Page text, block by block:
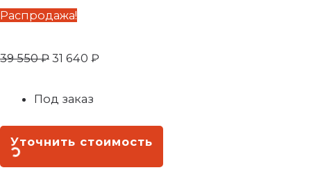
Распродажа!
39 550₽ 31 640 ₽
Под заказ
Уточнить стоимость